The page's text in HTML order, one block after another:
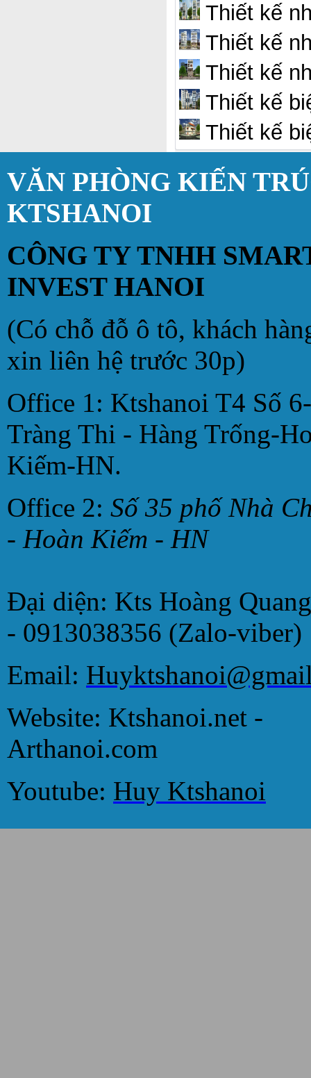
Thiết kế
Thiết kế
Thiết kế
Thiết kế
Thiết kế
VĂN PHÒNG KIẾN
KTSHANOI
CÔNG TY TNHH
INVEST HANOI
(Có chỗ đỗ ô tô, khách
xin liên hệ trước 30p)
Office 1: Ktshanoi T4 Số
Tràng Thi - Hàng Trống-
Kiếm-HN.
Office 2: Số 35 phố Nhà
- Hoàn Kiếm - HN
Đại diện: Kts Hoàng
- 0913038356 (Zalo-viber)
Email:
Website: Ktshanoi.net -
Arthanoi.com
Youtube: Huy Ktshanoi